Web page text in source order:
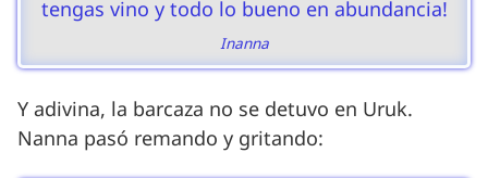
tengas vino y todo lo bueno en abundancia!
Inanna
Y adivina, la barcaza no se detuvo en Uruk.
Nanna pasó remando y gritando: